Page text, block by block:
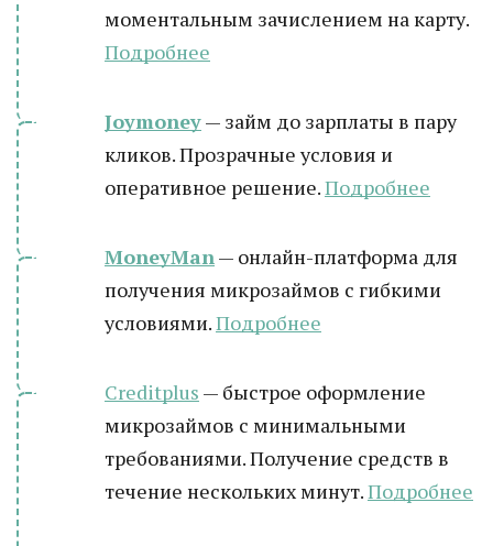
моментальным зачислением на карту.
Подробнее
Joymoney— займ до зарплаты в пару
кликов. Прозрачные условия и
оперативное решение.Подробнее
MoneyMan— онлайн-платформа для
получения микрозаймов с гибкими
условиями.Подробнее
Creditplus — быстрое оформление
микрозаймов с минимальными
требованиями. Получение средств в
течение нескольких минут.Подробнее